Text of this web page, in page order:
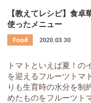
【教えてレシピ】食
使ったメニュー
2020.03.30
トマトといえば夏！の
を迎えるフルーツトマ
りも生育時の水分を制
めたものをフルーツト